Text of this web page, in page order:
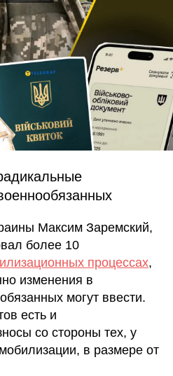
Максим Заремский,
более 10
процессах,
изменения в
могут ввести.
есть и
со стороны тех, у
в размере от